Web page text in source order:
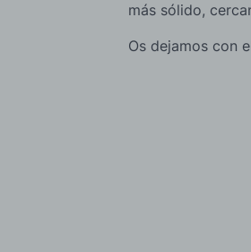
más sólido,
Os dejamos con